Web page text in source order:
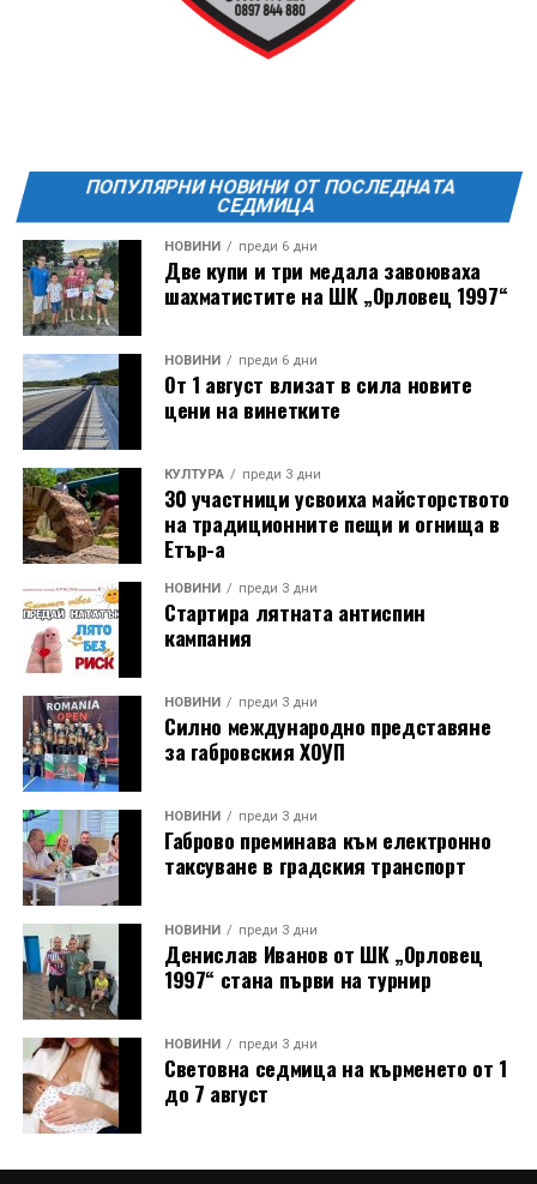
ПОПУЛЯРНИ НОВИНИ ОТ ПОСЛЕДНАТА
СЕДМИЦА
НОВИНИ преди 6 дни
Две купи и три медала завоюваха
шахматистите на ШК „Орловец 1997“
НОВИНИ преди 6 дни
От 1 август влизат в сила новите
цени на винетките
КУЛТУРА преди 3 дни
30 участници усвоиха майсторството
на традиционните пещи и огнища в
Етър-а
НОВИНИ преди 3 дни
Стартира лятната антиспин
кампания
НОВИНИ преди 3 дни
Силно международно представяне
за габровския ХОУП
НОВИНИ преди 3 дни
Габрово преминава към електронно
таксуване в градския транспорт
НОВИНИ преди 3 дни
Денислав Иванов от ШК „Орловец
1997“ стана първи на турнир
НОВИНИ преди 3 дни
Световна седмица на кърменето от 1
до 7 август